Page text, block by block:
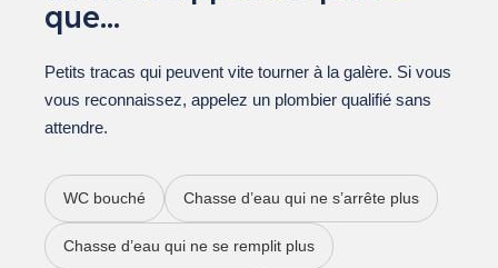
que…
Petits tracas qui peuvent vite tourner à la galère. Si vous
vous reconnaissez, appelez un plombier qualifié sans
attendre.
WC bouché Chasse d’eau qui ne s’arrête plus
Chasse d’eau qui ne se remplit plus